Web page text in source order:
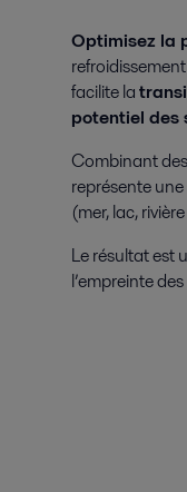
Optimisez la
facilite la
potentiel des
Combinant
représente
(mer, lac,
Le résultat est
l’empreinte